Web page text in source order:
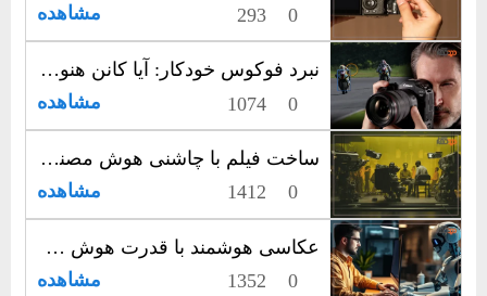
0
293 مشاهده
نبرد فوکوس خودکار: آیا کانن هنوز پادشاه بی‌رقیب است یا سونی و نیکون تاج را ربوده‌اند؟
0
1074 مشاهده
ساخت فیلم با چاشنی هوش مصنوعی: دنیای جدید خلاقیت‌های سینمایی!
0
1412 مشاهده
عکاسی هوشمند با قدرت هوش مصنوعی: آینده همین حالاست!
0
1352 مشاهده